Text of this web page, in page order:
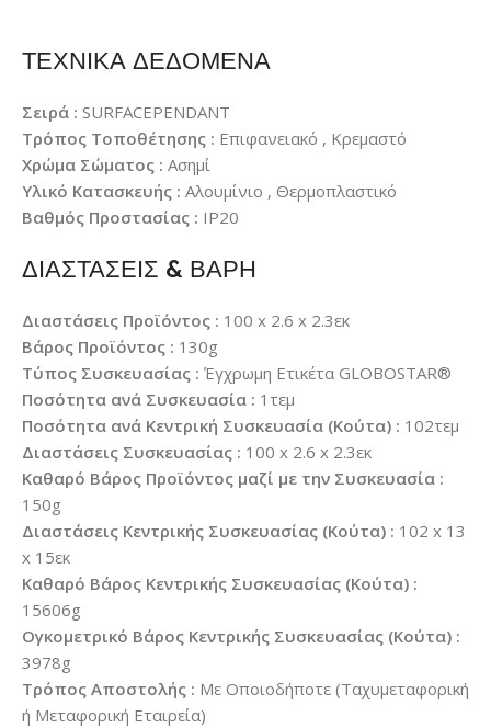
ΤΕΧΝΙΚΑ ΔΕΔΟΜΕΝΑ
Σειρά : SURFACEPENDANT
Τρόπος Τοποθέτησης : Επιφανειακό , Κρεμαστό
Χρώμα Σώματος : Ασημί
Υλικό Κατασκευής : Αλουμίνιο , Θερμοπλαστικό
Βαθμός Προστασίας : IP20
ΔΙΑΣΤΑΣΕΙΣ & ΒΑΡΗ
Διαστάσεις Προϊόντος : 100 x 2.6 x 2.3εκ
Βάρος Προϊόντος : 130g
Τύπος Συσκευασίας : Έγχρωμη Ετικέτα GLOBOSTAR®
Ποσότητα ανά Συσκευασία : 1τεμ
Ποσότητα ανά Κεντρική Συσκευασία (Κούτα) : 102τεμ
Διαστάσεις Συσκευασίας : 100 x 2.6 x 2.3εκ
Καθαρό Βάρος Προϊόντος μαζί με την Συσκευασία :
150g
Διαστάσεις Κεντρικής Συσκευασίας (Κούτα) : 102 x 13
x 15εκ
Καθαρό Βάρος Κεντρικής Συσκευασίας (Κούτα) :
15606g
Ογκομετρικό Βάρος Κεντρικής Συσκευασίας (Κούτα) :
3978g
Τρόπος Αποστολής : Με Οποιοδήποτε (Ταχυμεταφορική
ή Μεταφορική Εταιρεία)